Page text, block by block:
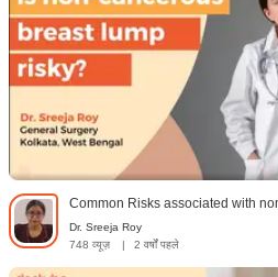
Common Risks associated with
Dr. Sreeja Roy
748 व्यूज़
| 2 वर्षों पहले